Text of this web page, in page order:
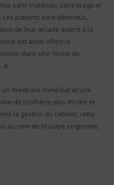
sans matériau, sans tirage et
patients sont détendus,
de leur arcade aident à la
est aussi offert la
dans une forme de
feedback immédiat et une
de prothèse plus étroite et
la gestion du cabinet, cette
au sein de l‘équipe soignante,